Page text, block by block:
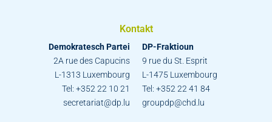
Kontakt
Demokratesch Partei
2A rue des Capucins
L-1313 Luxembourg
Tel: +352 22 10 21
secretariat@dp.lu
DP-Fraktioun
9 rue du St. Esprit
L-1475 Luxembourg
Tel: +352 22 41 84
groupdp@chd.lu